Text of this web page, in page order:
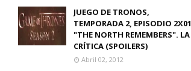
JUEGO DE TRONOS,
TEMPORADA 2, EPISODIO 2X01
"THE NORTH REMEMBERS". LA
CRÍTICA (SPOILERS)
Abril 02, 2012